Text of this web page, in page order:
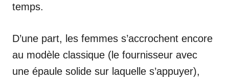
temps.
D’une part, les femmes s’accrochent encore
au modèle classique (le fournisseur avec
une épaule solide sur laquelle s’appuyer),